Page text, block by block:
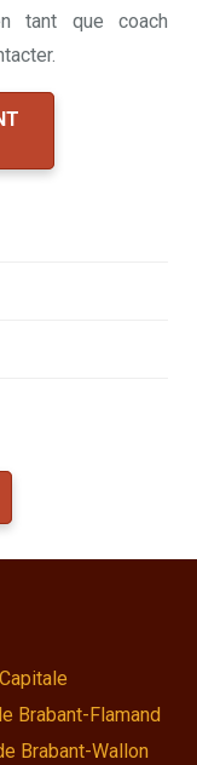
tant que coach
Brabant-Flamand
Brabant-Wallon